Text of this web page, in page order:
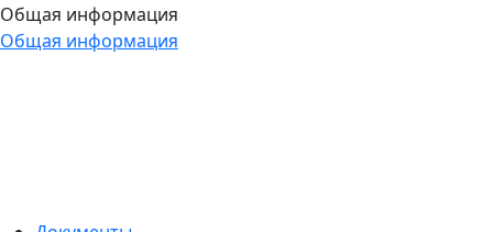
Общая информация
Общая информация